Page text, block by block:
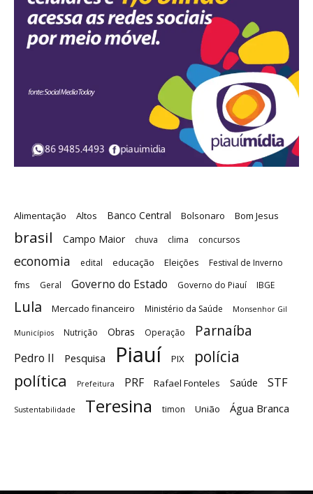
Alimentação Altos Banco Central Bolsonaro Bom Jesus
brasil Campo Maior chuva clima concursos
economia edital educação Eleições Festival de Inverno
fms Geral Governo do Estado Governo do Piauí IBGE
Lula Mercado financeiro Ministério da Saúde Monsenhor Gil
Municípios Nutrição Obras Operação Parnaíba
Pedro II Pesquisa Piauí PIX
polícia
política
Prefeitura PRF Rafael Fonteles Saúde STF
Sustentabilidade Teresina timon União Água Branca